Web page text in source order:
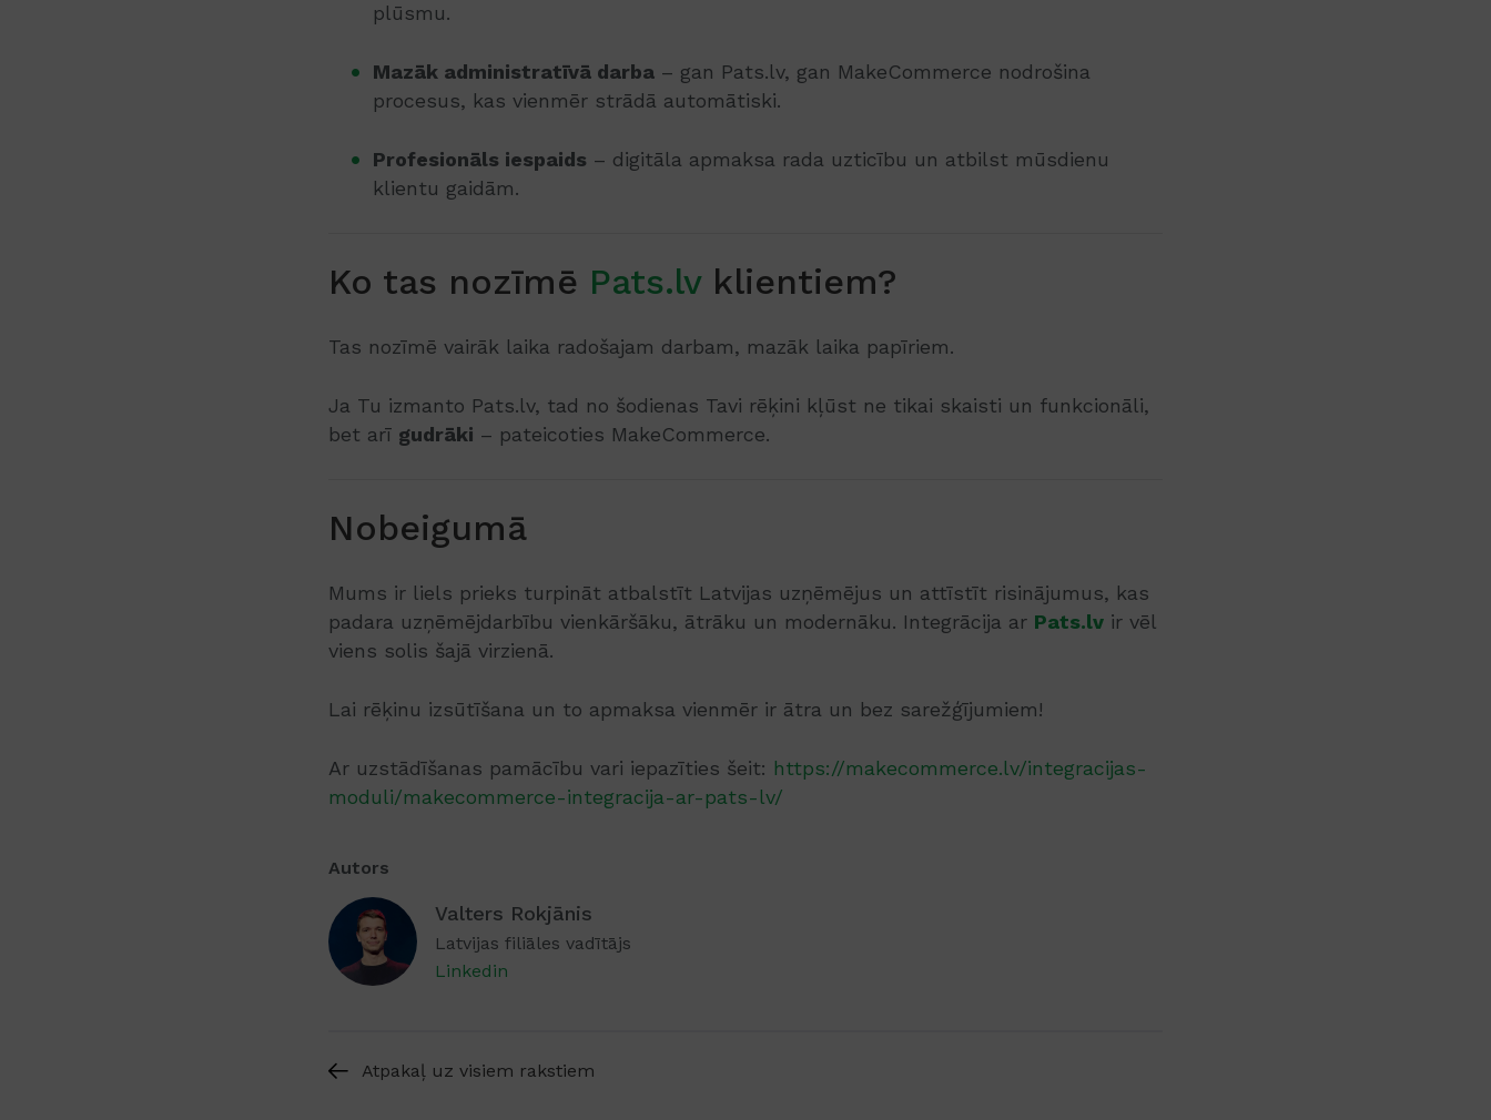
plūsmu.
Mazāk administratīvā darba – gan Pats.lv, gan MakeCommerce nodrošina
procesus, kas vienmēr strādā automātiski.
Profesionāls iespaids – digitāla apmaksa rada uzticību un atbilst mūsdienu
klientu gaidām.
Ko tas nozīmē Pats.lvklientiem?
Tas nozīmē vairāk laika radošajam darbam, mazāk laika papīriem.
Ja Tu izmanto Pats.lv, tad no šodienas Tavi rēķini kļūst ne tikai skaisti un funkcionāli,
bet arī gudrāki – pateicoties MakeCommerce.
Nobeigumā
Mums ir liels prieks turpināt atbalstīt Latvijas uzņēmējus un attīstīt risinājumus, kas
padara uzņēmējdarbību vienkāršāku, ātrāku un modernāku. Integrācija ar Pats.lv ir vēl
viens solis šajā virzienā.
Lai rēķinu izsūtīšana un to apmaksa vienmēr ir ātra un bez sarežģījumiem!
Ar uzstādīšanas pamācību vari iepazīties šeit: https://makecommerce.lv/integracijas-
moduli/makecommerce-integracija-ar-pats-lv/
Autors
Valters Rokjānis
Latvijas filiāles vadītājs
Linkedin
Atpakaļ uz visiem rakstiem